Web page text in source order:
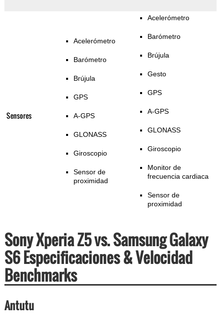
Sensores
Acelerómetro
Barómetro
Brújula
GPS
A-GPS
GLONASS
Giroscopio
Sensor de
proximidad
Acelerómetro
Barómetro
Brújula
Gesto
GPS
A-GPS
GLONASS
Giroscopio
Monitor de
frecuencia cardiaca
Sensor de
proximidad
Sony Xperia Z5 vs. Samsung Galaxy
S6 Especificaciones & Velocidad
Benchmarks
Antutu